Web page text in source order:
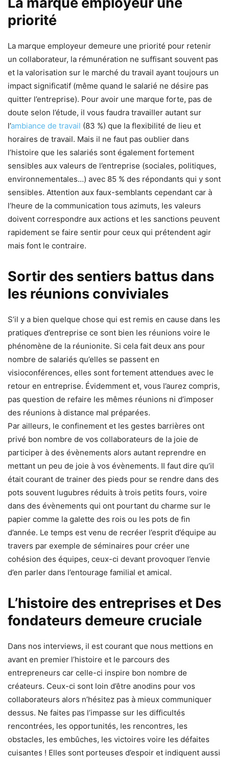
priorité
La marque employeur demeure une priorité pour retenir
un collaborateur, la rémunération ne suffisant souvent pas
et la valorisation sur le marché du travail ayant toujours un
impact significatif (même quand le salarié ne désire pas
quitter l’entreprise). Pour avoir une marque forte, pas de
doute selon l’étude, il vous faudra travailler autant sur
l’ambiance de travail (83 %) que la flexibilité de lieu et
horaires de travail. Mais il ne faut pas oublier dans
l’histoire que les salariés sont également fortement
sensibles aux valeurs de l’entreprise (sociales, politiques,
environnementales…) avec 85 % des répondants qui y sont
sensibles. Attention aux faux-semblants cependant car à
l’heure de la communication tous azimuts, les valeurs
doivent correspondre aux actions et les sanctions peuvent
rapidement se faire sentir pour ceux qui prétendent agir
mais font le contraire.
Sortir des sentiers battus dans
les réunions conviviales
S’il y a bien quelque chose qui est remis en cause dans les
pratiques d’entreprise ce sont bien les réunions voire le
phénomène de la réunionite. Si cela fait deux ans pour
nombre de salariés qu’elles se passent en
visioconférences, elles sont fortement attendues avec le
retour en entreprise. Évidemment et, vous l’aurez compris,
pas question de refaire les mêmes réunions ni d’imposer
des réunions à distance mal préparées.
Par ailleurs, le confinement et les gestes barrières ont
privé bon nombre de vos collaborateurs de la joie de
participer à des évènements alors autant reprendre en
mettant un peu de joie à vos évènements. Il faut dire qu’il
était courant de trainer des pieds pour se rendre dans des
pots souvent lugubres réduits à trois petits fours, voire
dans des évènements qui ont pourtant du charme sur le
papier comme la galette des rois ou les pots de fin
d’année. Le temps est venu de recréer l’esprit d’équipe au
travers par exemple de séminaires pour créer une
cohésion des équipes, ceux-ci devant provoquer l’envie
d’en parler dans l’entourage familial et amical.
L’histoire des entreprises et Des
fondateurs demeure cruciale
Dans nos interviews, il est courant que nous mettions en
avant en premier l’histoire et le parcours des
entrepreneurs car celle-ci inspire bon nombre de
créateurs. Ceux-ci sont loin d’être anodins pour vos
collaborateurs alors n’hésitez pas à mieux communiquer
dessus. Ne faites pas l’impasse sur les difficultés
rencontrées, les opportunités, les rencontres, les
obstacles, les embûches, les victoires voire les défaites
cuisantes ! Elles sont porteuses d’espoir et indiquent aussi